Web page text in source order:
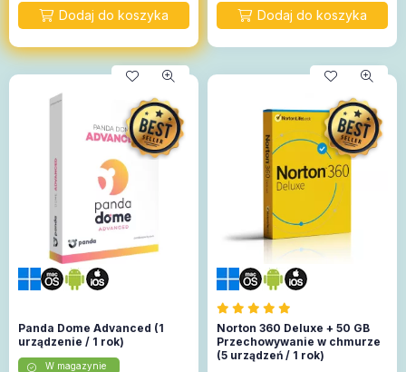
Panda Dome Advanced (1
urządzenie / 1 rok)
W magazynie
Norton 360 Deluxe + 50 GB
Przechowywanie w chmurze
(5 urządzeń / 1 rok)